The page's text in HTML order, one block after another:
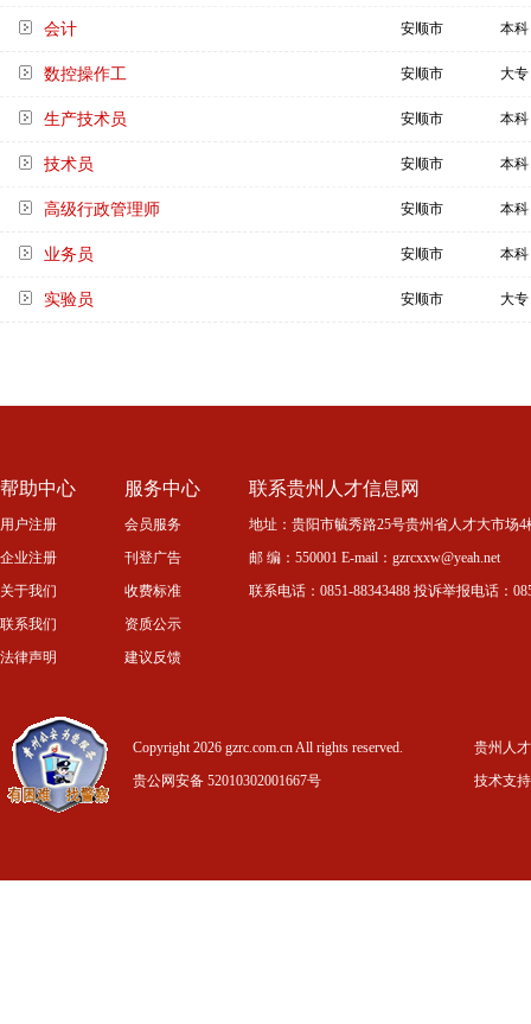
会计 安顺市 本科
数控操作工 安顺市 大专
生产技术员 安顺市 本科
技术员 安顺市 本科
高级行政管理师 安顺市 本科
业务员 安顺市 本科
实验员 安顺市 大专
帮助中心
用户注册
企业注册
关于我们
联系我们
法律声明
服务中心
会员服务
刊登广告
收费标准
资质公示
建议反馈
联系贵州人才信息网
地址：贵阳市毓秀路25号贵州省人才大市场
邮 编：550001 E-mail：gzrcxxw@yeah.net
联系电话：0851-88343488 投诉举报电话：
Copyright 2026 gzrc.com.cn All rights reserved.
贵公网安备 52010302001667号
贵州人
技术支